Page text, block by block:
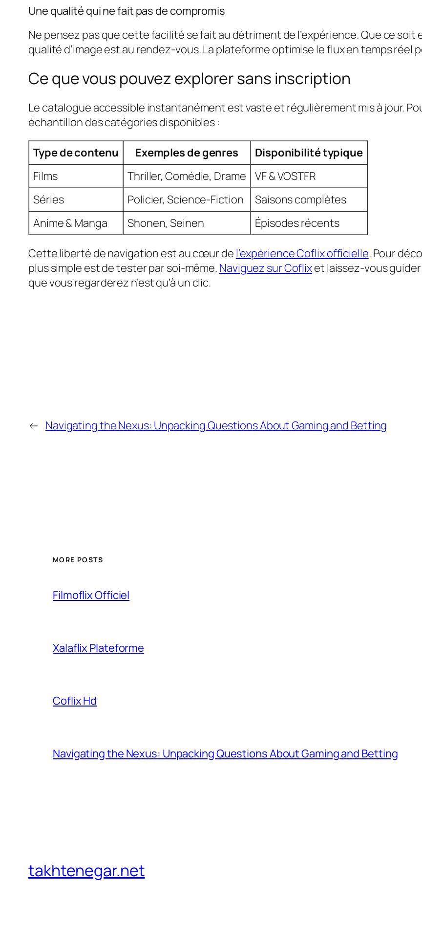
Une qualité qui ne fait pas de compromis
Ne pensez pas que cette facilité se fait au détriment de l’expérience. Que ce soit
qualité d’image est au rendez-vous. La plateforme optimise le flux en temps réel
Ce que vous pouvez explorer sans inscription
Le catalogue accessible instantanément est vaste et régulièrement mis à jour.
échantillon des catégories disponibles :
Type de contenu Exemples de genres
Disponibilité typique
Films
Thriller, Comédie, Drame
VF & VOSTFR
Séries
Policier, Science-Fiction
Saisons complètes
Anime & Manga
Shonen, Seinen Épisodes récents
Cette liberté de navigation est au cœur de l’expérience Coflix officielle. Pour
plus simple est de tester par soi-même. Naviguez sur Coflixet laissez-vous
que vous regarderez n’est qu’à un clic.
← Navigating the Nexus: Unpacking Questions About Gaming and Betting
MORE POSTS
Filmoflix Officiel
Xalaflix Plateforme
Coflix Hd
Navigating the Nexus: Unpacking Questions About Gaming and Betting
takhtenegar.net